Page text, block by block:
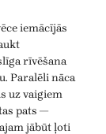
iemācījās
rīvēšana
Paralēli nāca
uz vaigiem
pats —
jābūt ļoti